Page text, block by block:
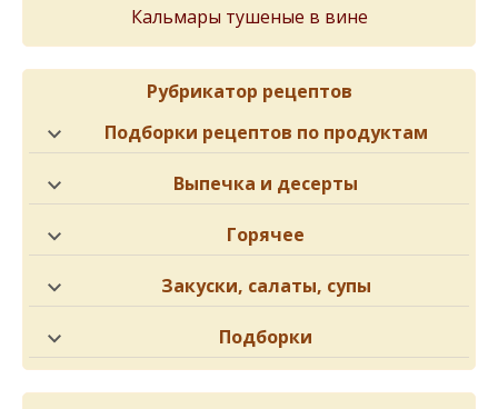
Кальмары тушеные в вине
Рубрикатор рецептов
Подборки рецептов по продуктам
Выпечка и десерты
Горячее
Закуски, салаты, супы
Подборки